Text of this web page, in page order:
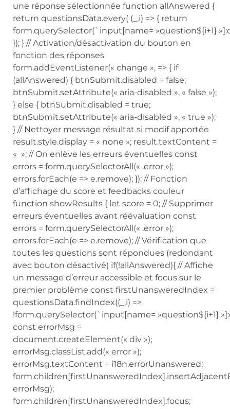
une réponse sélectionnée function allAnswered {
return questionsData.every( (_,i) => { return
form.querySelector(`input[name= »question${i+1}
}); } // Activation/désactivation du bouton en
fonction des réponses
form.addEventListener(« change », => { if
(allAnswered) { btnSubmit.disabled = false;
btnSubmit.setAttribute(« aria-disabled », « false »);
} else { btnSubmit.disabled = true;
btnSubmit.setAttribute(« aria-disabled », « true »);
} // Nettoyer message résultat si modif apportée
result.style.display = « none »; result.textContent =
« »; // On enlève les erreurs éventuelles const
errors = form.querySelectorAll(« .error »);
errors.forEach(e => e.remove); }); // Fonction
d’affichage du score et feedbacks couleur
function showResults { let score = 0; // Supprimer
erreurs éventuelles avant réévaluation const
errors = form.querySelectorAll(« .error »);
errors.forEach(e => e.remove); // Vérification que
toutes les questions sont répondues (redondant
avec bouton désactivé) if(!allAnswered){ // Affiche
un message d’erreur accessible et focus sur le
premier problème const firstUnansweredIndex =
questionsData.findIndex((_,i) =>
!form.querySelector(`input[name= »question${i+1}
const errorMsg =
document.createElement(« div »);
errorMsg.classList.add(« error »);
errorMsg.textContent = i18n.errorUnanswered;
errorMsg);
form.children[firstUnansweredIndex].focus;